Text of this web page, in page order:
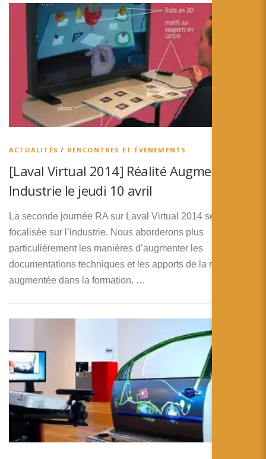
ACTUALITÉS / RENCONTRES ET ÉVENEMENTS
[Laval Virtual 2014] Réalité Augmentée et
Industrie le jeudi 10 avril
La seconde journée RA sur Laval Virtual 2014 sera
focalisée sur l’industrie. Nous aborderons plus
particulièrement les manières d’augmenter les
documentations techniques et les apports de la réalité
augmentée dans la formation. …